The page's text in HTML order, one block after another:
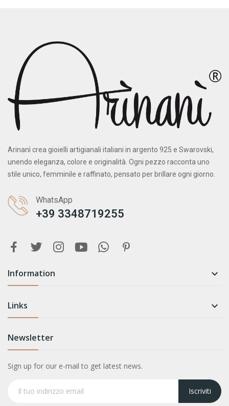
Arinanì crea gioielli artigianali italiani in argento 925 e Swarovski,
unendo eleganza, colore e originalità. Ogni pezzo racconta uno
stile unico, femminile e raffinato, pensato per brillare ogni giorno.
WhatsApp
+39 3348719255
Information 
Links 
Newsletter
Sign up for our e-mail to get latest news.
Iscriviti